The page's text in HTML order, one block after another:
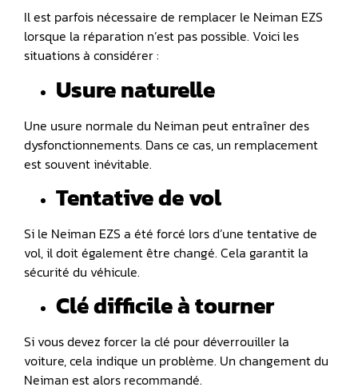
Il est parfois nécessaire de remplacer le Neiman EZS
lorsque la réparation n’est pas possible. Voici les
situations à considérer :
Usure naturelle
Une usure normale du Neiman peut entraîner des
dysfonctionnements. Dans ce cas, un remplacement
est souvent inévitable.
Tentative de vol
Si le Neiman EZS a été forcé lors d’une tentative de
vol, il doit également être changé. Cela garantit la
sécurité du véhicule.
Clé difficile à tourner
Si vous devez forcer la clé pour déverrouiller la
voiture, cela indique un problème. Un changement du
Neiman est alors recommandé.